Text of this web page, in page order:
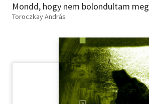
Gyermek- és ifjúsági
Hobbi, szabadidő
Mondd, hogy nem bolondultam meg
Toroczkay András